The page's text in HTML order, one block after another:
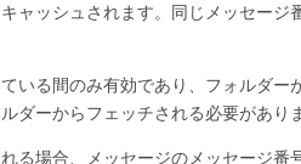
ャッシュされます。同じメッセージ
いる間のみ有効であり、フォルダ
ダーからフェッチされる必要があり
場合、メッセージのメッセージ